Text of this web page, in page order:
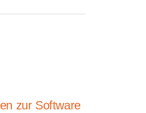
zur Software